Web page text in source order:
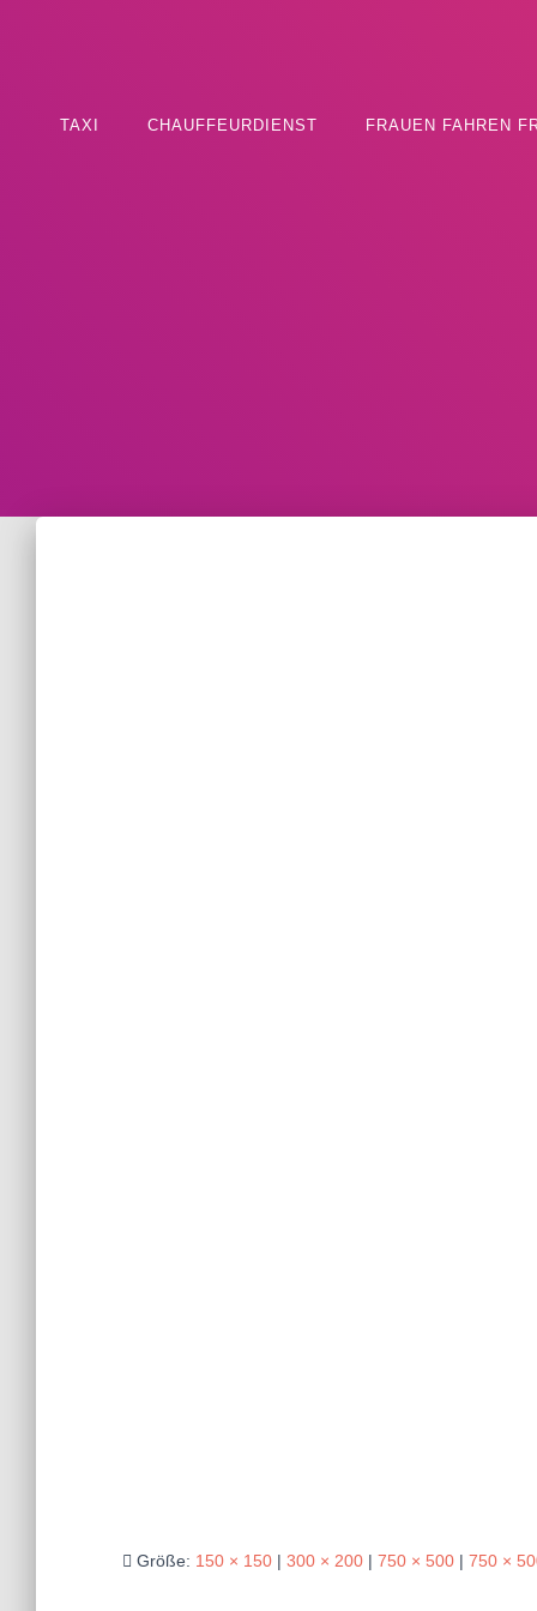
TAXI CHAUFFEURDIENST FRAUEN FAHREN
Größe: 150 × 150 | 300 × 200 | 750 × 500 | 750 ×